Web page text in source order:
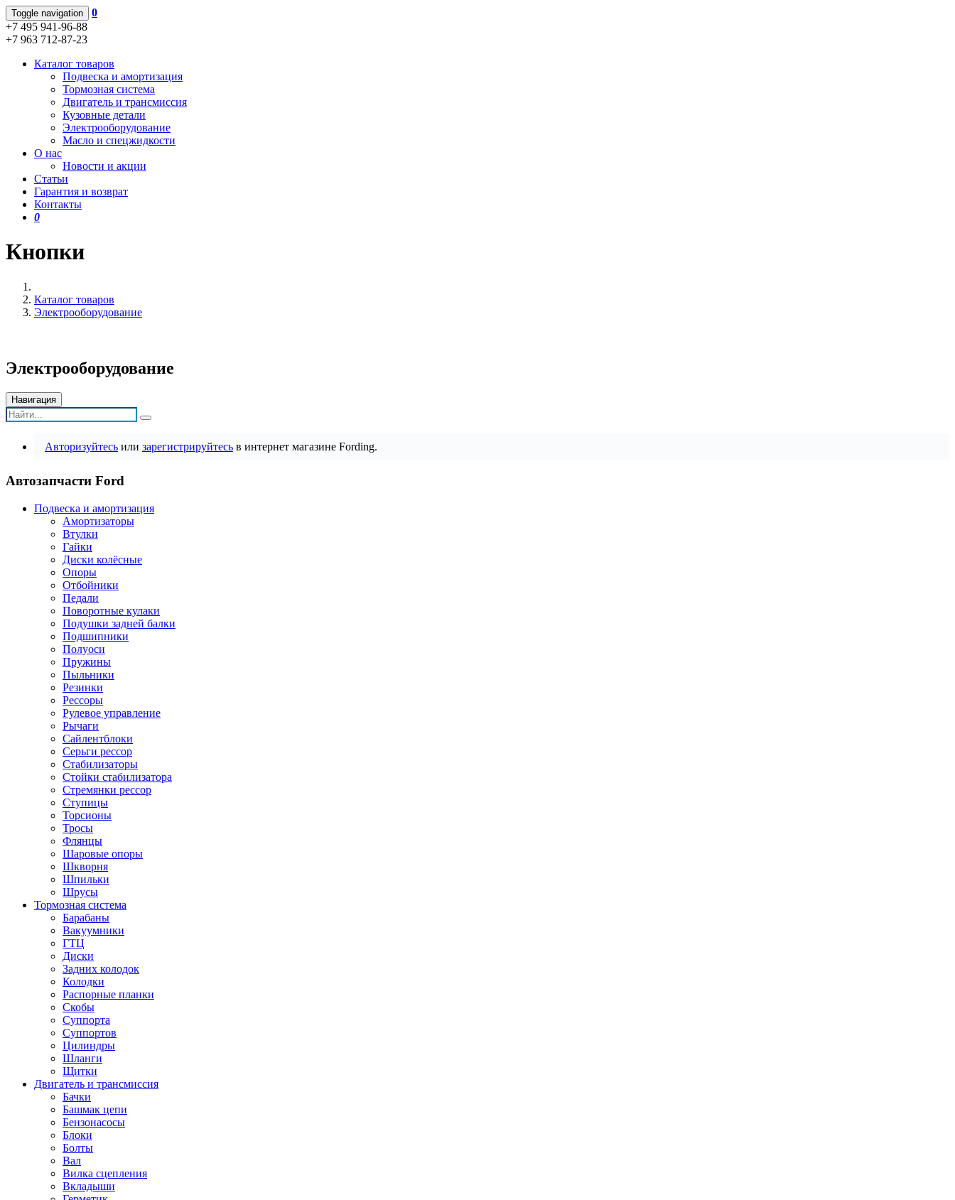
Toggle navigation
0
+7 495 941-96-88
+7 963 712-87-23
Каталог товаров
Подвеска и амортизация
Тормозная система
Двигатель и трансмиссия
Кузовные детали
Электрооборудование
Масло и спецжидкости
О нас
Новости и акции
Статьи
Гарантия и возврат
Контакты
0
Кнопки
Каталог товаров
Электрооборудование
Электрооборудование
Навигация
Авторизуйтесь или зарегистрируйтесь в интернет магазине Fording.
Автозапчасти Ford
Подвеска и амортизация
Амортизаторы
Втулки
Гайки
Диски колёсные
Опоры
Отбойники
Педали
Поворотные кулаки
Подушки задней балки
Подшипники
Полуоси
Пружины
Пыльники
Резинки
Рессоры
Рулевое управление
Рычаги
Сайлентблоки
Серьги рессор
Стабилизаторы
Стойки стабилизатора
Стремянки рессор
Ступицы
Торсионы
Тросы
Флянцы
Шаровые опоры
Шкворня
Шпильки
Шрусы
Тормозная система
Барабаны
Вакуумники
ГТЦ
Диски
Задних колодок
Колодки
Распорные планки
Скобы
Суппорта
Суппортов
Цилиндры
Шланги
Щитки
Двигатель и трансмиссия
Бачки
Башмак цепи
Бензонасосы
Блоки
Болты
Вал
Вилка сцепления
Вкладыши